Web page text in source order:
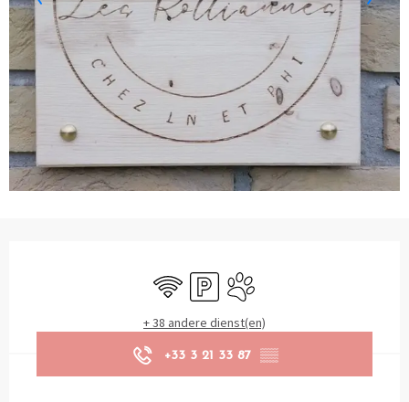
Wifi
ParkeerplaatsDieren toegelaten
+ 38 andere dienst(en)
+33 3 21 33 87 ▒▒